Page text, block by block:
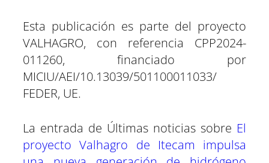
Esta publicación es parte del proyecto
VALHAGRO, con referencia CPP2024-
011260, financiado por
MICIU/AEI/10.13039/501100011033/
FEDER, UE.
La entrada de Últimas noticias sobre El
proyecto Valhagro de Itecam impulsa